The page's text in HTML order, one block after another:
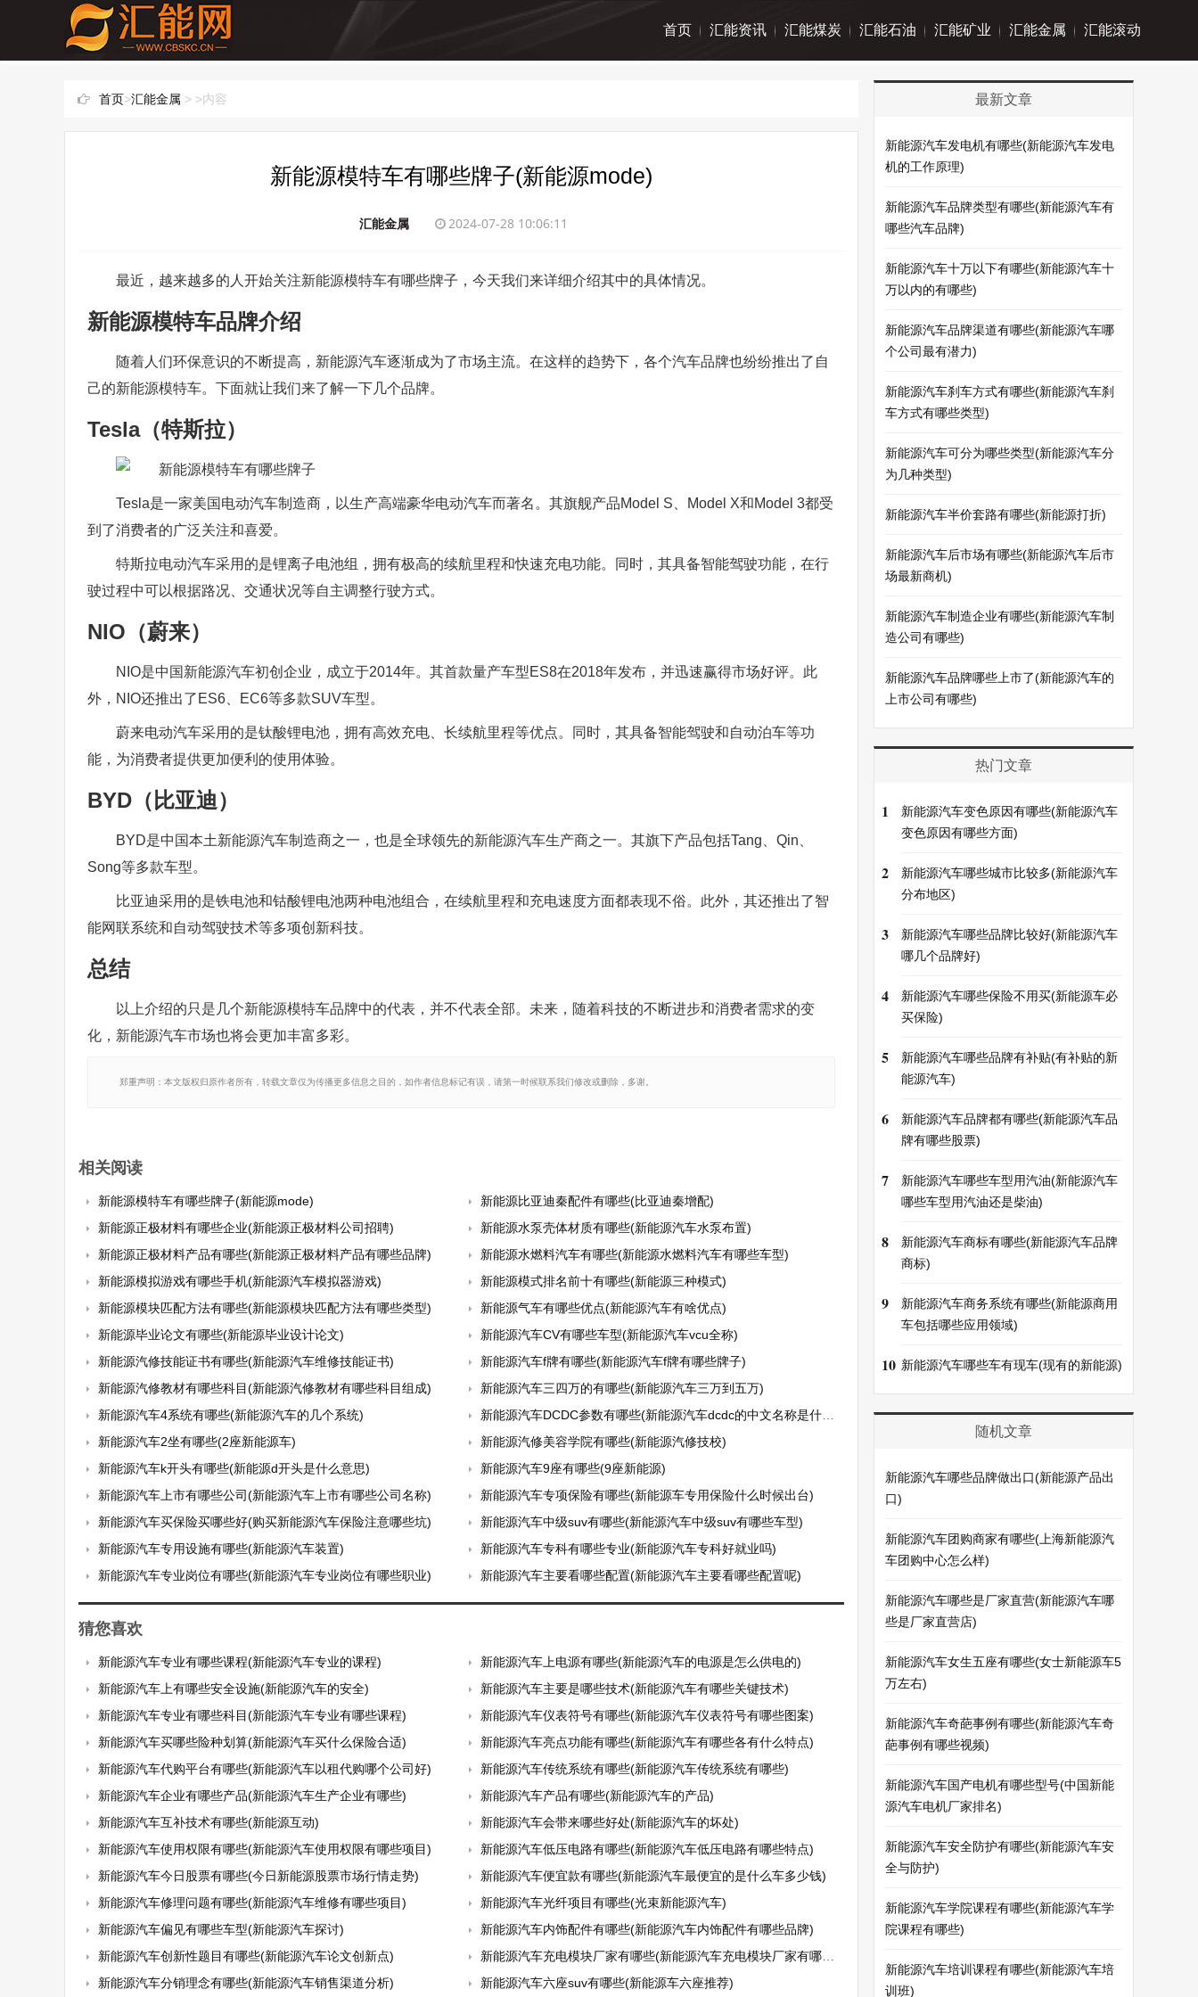
首页 汇能资讯 汇能煤炭 汇能石油 汇能矿业 汇能金属 汇能滚动
首页>汇能金属 > >内容
新能源模特车有哪些牌子(新能源mode)
汇能金属 2024-07-28 10:06:11
最近，越来越多的人开始关注新能源模特车有哪些牌子，今天我们来详细介绍其中的具体情况。
新能源模特车品牌介绍
随着人们环保意识的不断提高，新能源汽车逐渐成为了市场主流。在这样的趋势下，各个汽车品牌也纷纷推出了自
己的新能源模特车。下面就让我们来了解一下几个品牌。
Tesla（特斯拉）
Tesla是一家美国电动汽车制造商，以生产高端豪华电动汽车而著名。其旗舰产品Model S、Model X和Model 3都受
到了消费者的广泛关注和喜爱。
特斯拉电动汽车采用的是锂离子电池组，拥有极高的续航里程和快速充电功能。同时，其具备智能驾驶功能，在行
驶过程中可以根据路况、交通状况等自主调整行驶方式。
NIO（蔚来）
NIO是中国新能源汽车初创企业，成立于2014年。其首款量产车型ES8在2018年发布，并迅速赢得市场好评。此
外，NIO还推出了ES6、EC6等多款SUV车型。
蔚来电动汽车采用的是钛酸锂电池，拥有高效充电、长续航里程等优点。同时，其具备智能驾驶和自动泊车等功
能，为消费者提供更加便利的使用体验。
BYD（比亚迪）
BYD是中国本土新能源汽车制造商之一，也是全球领先的新能源汽车生产商之一。其旗下产品包括Tang、Qin、
Song等多款车型。
比亚迪采用的是铁电池和钴酸锂电池两种电池组合，在续航里程和充电速度方面都表现不俗。此外，其还推出了智
能网联系统和自动驾驶技术等多项创新科技。
总结
以上介绍的只是几个新能源模特车品牌中的代表，并不代表全部。未来，随着科技的不断进步和消费者需求的变
化，新能源汽车市场也将会更加丰富多彩。
郑重声明：本文版权归原作者所有，转载文章仅为传播更多信息之目的，如作者信息标记有误，请第一时候联系我们修改或删除，多谢。
相关阅读
新能源模特车有哪些牌子(新能源mode)
新能源比亚迪秦配件有哪些(比亚迪秦增配)
新能源正极材料有哪些企业(新能源正极材料公司招聘)
新能源水泵壳体材质有哪些(新能源汽车水泵布置)
新能源正极材料产品有哪些(新能源正极材料产品有哪些品牌)
新能源水燃料汽车有哪些(新能源水燃料汽车有哪些车型)
新能源模拟游戏有哪些手机(新能源汽车模拟器游戏)
新能源模式排名前十有哪些(新能源三种模式)
新能源模块匹配方法有哪些(新能源模块匹配方法有哪些类型)
新能源气车有哪些优点(新能源汽车有啥优点)
新能源毕业论文有哪些(新能源毕业设计论文)
新能源汽车CV有哪些车型(新能源汽车vcu全称)
新能源汽修技能证书有哪些(新能源汽车维修技能证书)
新能源汽车f牌有哪些(新能源汽车f牌有哪些牌子)
新能源汽修教材有哪些科目(新能源汽修教材有哪些科目组成)
新能源汽车三四万的有哪些(新能源汽车三万到五万)
新能源汽车4系统有哪些(新能源汽车的几个系统)
新能源汽车DCDC参数有哪些(新能源汽车dcdc的中文名称是什么)
新能源汽车2坐有哪些(2座新能源车)
新能源汽修美容学院有哪些(新能源汽修技校)
新能源汽车k开头有哪些(新能源d开头是什么意思)
新能源汽车9座有哪些(9座新能源)
新能源汽车上市有哪些公司(新能源汽车上市有哪些公司名称)
新能源汽车专项保险有哪些(新能源车专用保险什么时候出台)
新能源汽车买保险买哪些好(购买新能源汽车保险注意哪些坑)
新能源汽车中级suv有哪些(新能源汽车中级suv有哪些车型)
新能源汽车专用设施有哪些(新能源汽车装置)
新能源汽车专科有哪些专业(新能源汽车专科好就业吗)
新能源汽车专业岗位有哪些(新能源汽车专业岗位有哪些职业)
新能源汽车主要看哪些配置(新能源汽车主要看哪些配置呢)
猜您喜欢
新能源汽车专业有哪些课程(新能源汽车专业的课程)
新能源汽车上电源有哪些(新能源汽车的电源是怎么供电的)
新能源汽车上有哪些安全设施(新能源汽车的安全)
新能源汽车主要是哪些技术(新能源汽车有哪些关键技术)
新能源汽车专业有哪些科目(新能源汽车专业有哪些课程)
新能源汽车仪表符号有哪些(新能源汽车仪表符号有哪些图案)
新能源汽车买哪些险种划算(新能源汽车买什么保险合适)
新能源汽车亮点功能有哪些(新能源汽车有哪些各有什么特点)
新能源汽车代购平台有哪些(新能源汽车以租代购哪个公司好)
新能源汽车传统系统有哪些(新能源汽车传统系统有哪些)
新能源汽车企业有哪些产品(新能源汽车生产企业有哪些)
新能源汽车产品有哪些(新能源汽车的产品)
新能源汽车互补技术有哪些(新能源互动)
新能源汽车会带来哪些好处(新能源汽车的坏处)
新能源汽车使用权限有哪些(新能源汽车使用权限有哪些项目)
新能源汽车低压电路有哪些(新能源汽车低压电路有哪些特点)
新能源汽车今日股票有哪些(今日新能源股票市场行情走势)
新能源汽车便宜款有哪些(新能源汽车最便宜的是什么车多少钱)
新能源汽车修理问题有哪些(新能源汽车维修有哪些项目)
新能源汽车光纤项目有哪些(光束新能源汽车)
新能源汽车偏见有哪些车型(新能源汽车探讨)
新能源汽车内饰配件有哪些(新能源汽车内饰配件有哪些品牌)
新能源汽车创新性题目有哪些(新能源汽车论文创新点)
新能源汽车充电模块厂家有哪些(新能源汽车充电模块厂家有哪些呢)
新能源汽车分销理念有哪些(新能源汽车销售渠道分析)
新能源汽车六座suv有哪些(新能源车六座推荐)
最新文章
新能源汽车发电机有哪些(新能源汽车发电
机的工作原理)
新能源汽车品牌类型有哪些(新能源汽车有
哪些汽车品牌)
新能源汽车十万以下有哪些(新能源汽车十
万以内的有哪些)
新能源汽车品牌渠道有哪些(新能源汽车哪
个公司最有潜力)
新能源汽车刹车方式有哪些(新能源汽车刹
车方式有哪些类型)
新能源汽车可分为哪些类型(新能源汽车分
为几种类型)
新能源汽车半价套路有哪些(新能源打折)
新能源汽车后市场有哪些(新能源汽车后市
场最新商机)
新能源汽车制造企业有哪些(新能源汽车制
造公司有哪些)
新能源汽车品牌哪些上市了(新能源汽车的
上市公司有哪些)
热门文章
1
新能源汽车变色原因有哪些(新能源汽车
变色原因有哪些方面)
2
新能源汽车哪些城市比较多(新能源汽车
分布地区)
3
新能源汽车哪些品牌比较好(新能源汽车
哪几个品牌好)
4
新能源汽车哪些保险不用买(新能源车必
买保险)
5
新能源汽车哪些品牌有补贴(有补贴的新
能源汽车)
6
新能源汽车品牌都有哪些(新能源汽车品
牌有哪些股票)
7
新能源汽车哪些车型用汽油(新能源汽车
哪些车型用汽油还是柴油)
8
新能源汽车商标有哪些(新能源汽车品牌
商标)
9
新能源汽车商务系统有哪些(新能源商用
车包括哪些应用领域)
10 新能源汽车哪些车有现车(现有的新能源)
随机文章
新能源汽车哪些品牌做出口(新能源产品出
口)
新能源汽车团购商家有哪些(上海新能源汽
车团购中心怎么样)
新能源汽车哪些是厂家直营(新能源汽车哪
些是厂家直营店)
新能源汽车女生五座有哪些(女士新能源车5
万左右)
新能源汽车奇葩事例有哪些(新能源汽车奇
葩事例有哪些视频)
新能源汽车国产电机有哪些型号(中国新能
源汽车电机厂家排名)
新能源汽车安全防护有哪些(新能源汽车安
全与防护)
新能源汽车学院课程有哪些(新能源汽车学
院课程有哪些)
新能源汽车培训课程有哪些(新能源汽车培
训班)